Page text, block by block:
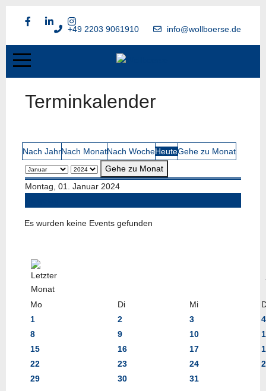
+49 2203 9061910 info@wollboerse.de
Terminkalender
Nach JahrNach MonatNach WocheHeuteGehe zu Monat
Gehe zu Monat
Montag, 01. Januar 2024
Es wurden keine Events gefunden
Mo Di Mi
1
2 3
4
8
9 10
15
16 17
22
23 24
29
30 31